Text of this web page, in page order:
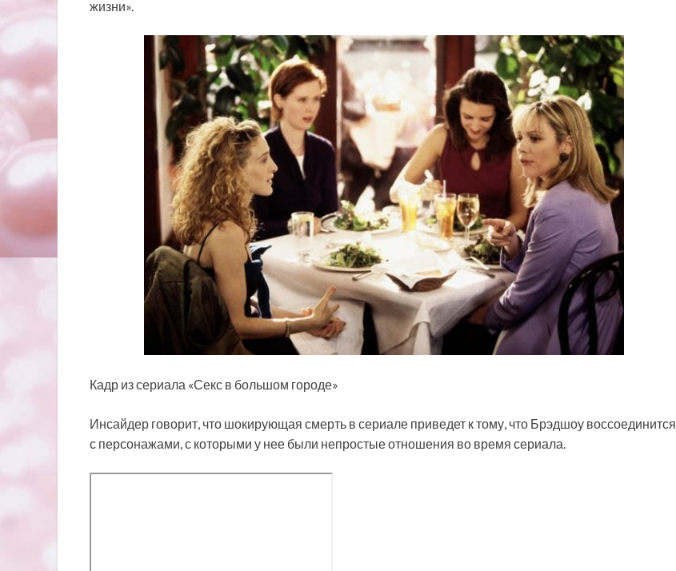
жизни».
Кадр из сериала «Секс в большом городе»
Инсайдер говорит, что шокирующая смерть в сериале приведет к тому, что Брэдшоу воссоединится
с персонажами, с которыми у нее были непростые отношения во время сериала.